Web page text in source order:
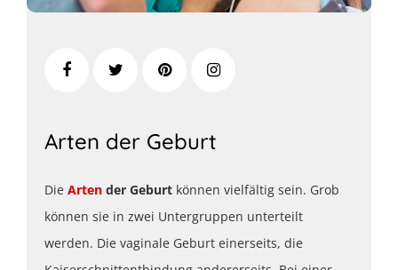
Arten der Geburt
Die Arten der Geburt können vielfältig sein. Grob
können sie in zwei Untergruppen unterteilt
werden. Die vaginale Geburt einerseits, die